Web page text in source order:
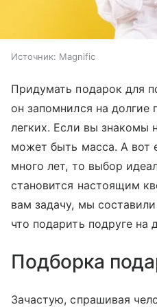
Источник: Magnific
Придумать подарок для
он запомнился на долгие
легких. Если вы знакомы
может быть масса. А вот
много лет, то выбор
становится настоящим
вам задачу, мы
что подарить подруге на
Подборка
Зачастую, спрашивая